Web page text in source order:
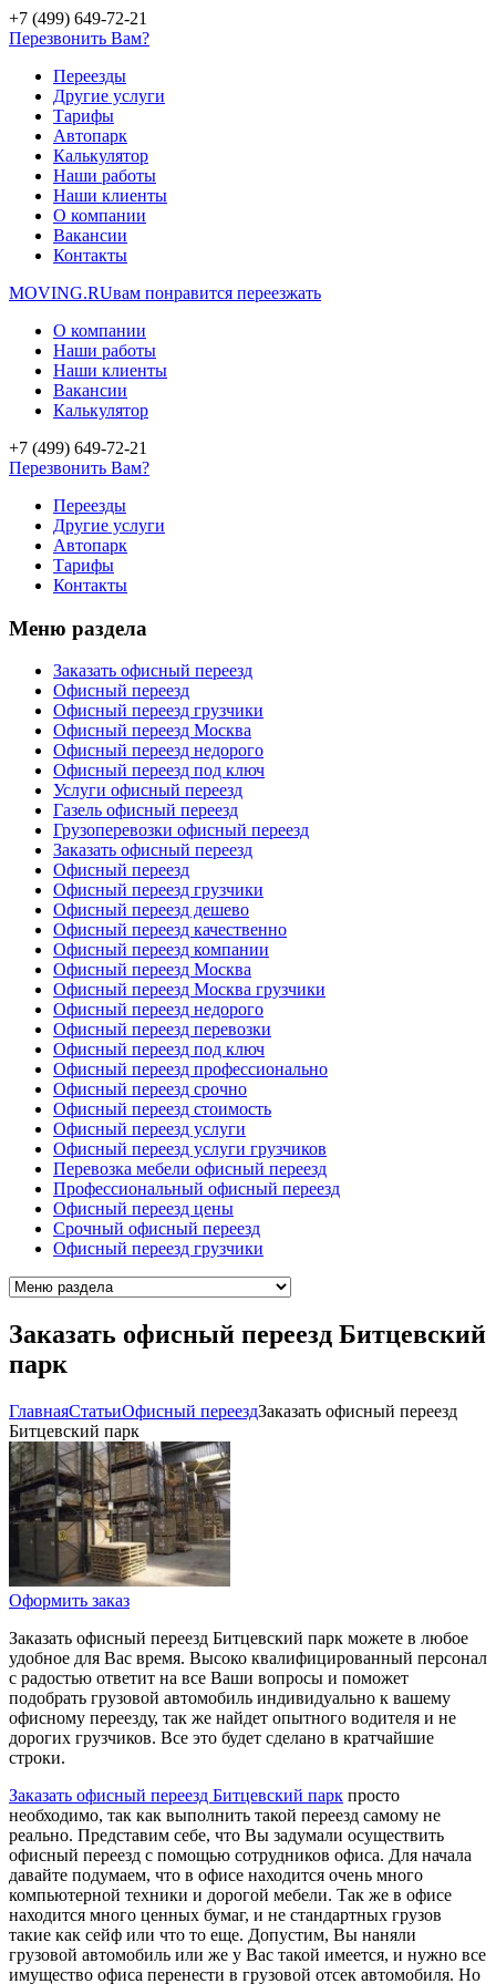
+7 (499) 649-72-21
Перезвонить Вам?
Переезды
Другие услуги
Тарифы
Автопарк
Калькулятор
Наши работы
Наши клиенты
О компании
Вакансии
Контакты
MOVING.RUвам понравится переезжать
О компании
Наши работы
Наши клиенты
Вакансии
Калькулятор
+7 (499) 649-72-21
Перезвонить Вам?
Переезды
Другие услуги
Автопарк
Тарифы
Контакты
Меню раздела
Заказать офисный переезд
Офисный переезд
Офисный переезд грузчики
Офисный переезд Москва
Офисный переезд недорого
Офисный переезд под ключ
Услуги офисный переезд
Газель офисный переезд
Грузоперевозки офисный переезд
Заказать офисный переезд
Офисный переезд
Офисный переезд грузчики
Офисный переезд дешево
Офисный переезд качественно
Офисный переезд компании
Офисный переезд Москва
Офисный переезд Москва грузчики
Офисный переезд недорого
Офисный переезд перевозки
Офисный переезд под ключ
Офисный переезд профессионально
Офисный переезд срочно
Офисный переезд стоимость
Офисный переезд услуги
Офисный переезд услуги грузчиков
Перевозка мебели офисный переезд
Профессиональный офисный переезд
Офисный переезд цены
Срочный офисный переезд
Офисный переезд грузчики
Заказать офисный переезд Битцевский
парк
ГлавнаяCтатьиОфисный переездЗаказать офисный переезд
Битцевский парк
Оформить заказ
Заказать офисный переезд Битцевский парк можете в любое
удобное для Вас время. Высоко квалифицированный персонал
с радостью ответит на все Ваши вопросы и поможет
подобрать грузовой автомобиль индивидуально к вашему
офисному переезду, так же найдет опытного водителя и не
дорогих грузчиков. Все это будет сделано в кратчайшие
строки.
Заказать офисный переезд Битцевский парк просто
необходимо, так как выполнить такой переезд самому не
реально. Представим себе, что Вы задумали осуществить
офисный переезд с помощью сотрудников офиса. Для начала
давайте подумаем, что в офисе находится очень много
компьютерной техники и дорогой мебели. Так же в офисе
находится много ценных бумаг, и не стандартных грузов
такие как сейф или что то еще. Допустим, Вы наняли
грузовой автомобиль или же у Вас такой имеется, и нужно все
имущество офиса перенести в грузовой отсек автомобиля. Но